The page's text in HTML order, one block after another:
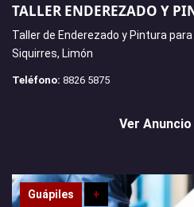
TALLER ENDEREZADO Y
Taller de Enderezado y Pintura
Siquirres, Limón
Teléfono: 8826 5875
Ver Anuncio
Guápiles +